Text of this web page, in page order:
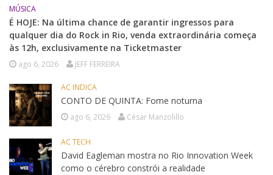
MÚSICA
É HOJE: Na última chance de garantir ingressos para
qualquer dia do Rock in Rio, venda extraordinária começa
às 12h, exclusivamente na Ticketmaster
ago 6, 2026 JEFF FERREIRA
AC INDICA
CONTO DE QUINTA: Fome noturna
ago 6, 2026 César Manzolillo
AC TECH
David Eagleman mostra no Rio Innovation Week
como o cérebro constrói a realidade